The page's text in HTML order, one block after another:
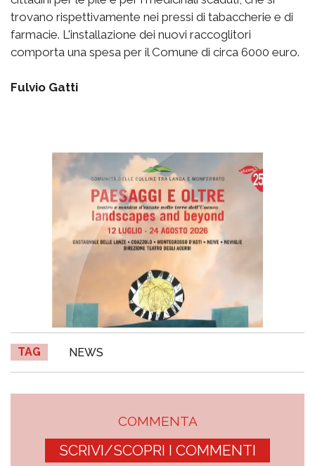
trovano rispettivamente nei pressi di tabaccherie e di
farmacie. L'installazione dei nuovi raccoglitori
comporta una spesa per il Comune di circa 6000 euro.
Fulvio Gatti
TAG NEWS
COMMENTA
SCRIVI/SCOPRI I COMMENTI